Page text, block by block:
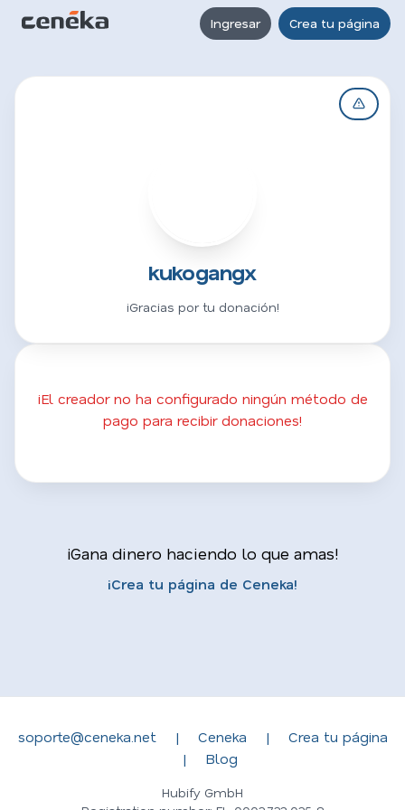
Ingresar Crea tu página
kukogangx
¡Gracias por tu donación!
¡El creador no ha configurado ningún método de
pago para recibir donaciones!
¡Gana dinero haciendo lo que amas!
¡Crea tu página de Ceneka!
soporte@ceneka.net | Ceneka |
Crea tu página
|
Blog
Hubify GmbH